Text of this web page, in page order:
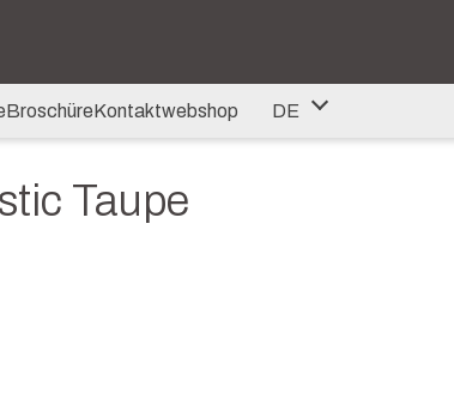
BroschüreKontaktwebshop
DE
NL
Taupe